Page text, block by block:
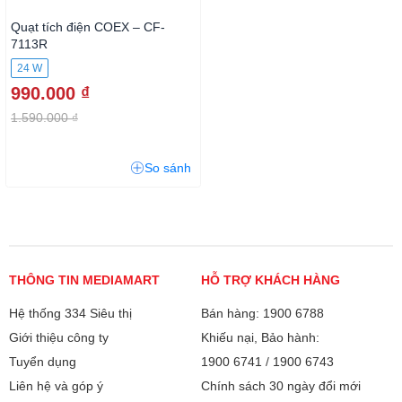
Quạt tích điện COEX – CF-
7113R
24 W
990.000 ₫
1.590.000 ₫
So sánh
THÔNG TIN MEDIAMART
Hệ thống 334 Siêu thị
Giới thiệu công ty
Tuyển dụng
Liên hệ và góp ý
HỖ TRỢ KHÁCH HÀNG
Bán hàng: 1900 6788
Khiếu nại, Bảo hành:
1900 6741 / 1900 6743
Chính sách 30 ngày đổi mới